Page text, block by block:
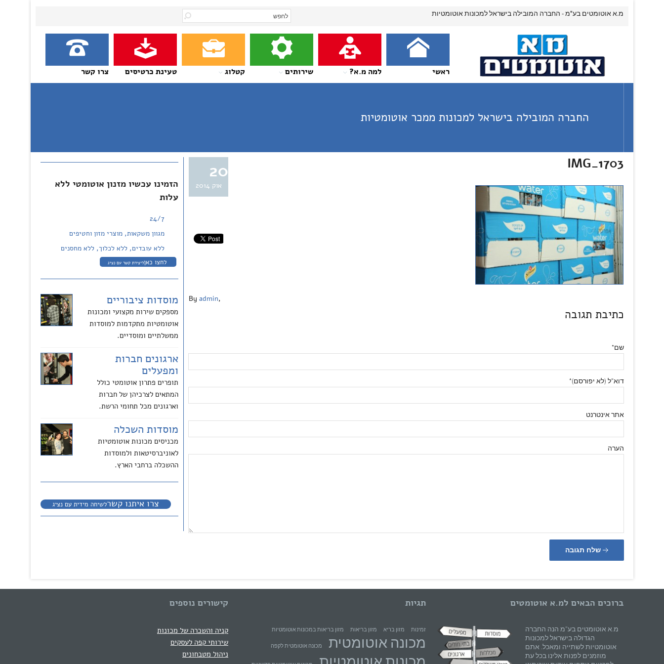
מ.א אוטומטים בע"מ - החברה המובילה בישראל למכונות אוטומטיות
ראשי למה מ.א? שירותים קטלוג טעינת כרטיסים צרו קשר
החברה המובילה בישראל למכונות ממכר אוטומטיות
20
אוק 2014
IMG_1703
By admin,
כתיבת תגובה
שם*
דוא"ל (לא יפורסם)*
אתר אינטרנט
הערה
הזמינו עכשיו מזנון אוטומטי ללא
עלות
24/7
מגוון משקאות, מוצרי מזון וחטיפים
ללא עובדים, ללא לכלוך, ללא מחסנים
לחצו כאןליצירת קשר עם נציג
מוסדות ציבוריים
מספקים שירות מקצועי ומכונות
אוטומטיות מתקדמות למוסדות
ממשלתיים ומוסדיים.
ארגונים חברות
ומפעלים
תופרים פתרון אוטומטי כולל
המתאים לצרכיהן של חברות
וארגונים מכל תחומי הרשת.
מוסדות השכלה
מכניסים מכונות אוטומטיות
לאוניברסיטאות ולמוסדות
ההשכלה ברחבי הארץ.
צרו איתנו קשרלשיחה מידית עם נציג
קישורים נוספים
קניה והשכרה של מכונות
שירותי קפה לעסקים
ניהול מטבחונים
תגיות
זמינות מזון בריא מזון בריאות מזון בריאות במכונות אוטומטיות
מכונה אוטומטית מכונה אוטומטית לקפה
ברוכים הבאים למ.א אוטומטים
מ.א אוטומטים בע"מ הנה החברה
הגדולה בישראל למכונות
אוטומטיות לשתייה ומאכל. אתם
מוזמנים לפנות אלינו בכל עת